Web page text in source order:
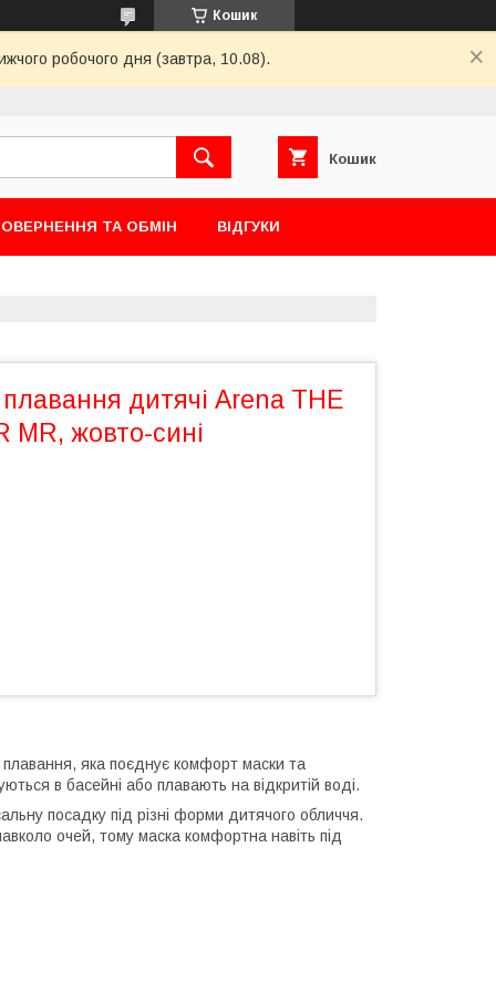
Кошик
робочого дня (завтра, 10.08).
Кошик
ТА ОБМІН ВІДГУКИ
дитячі Arena THE
MR, жовто-сині
яка поєднує комфорт маски та
в басейні або плавають на відкритій воді.
посадку під різні форми дитячого обличчя.
очей, тому маска комфортна навіть під